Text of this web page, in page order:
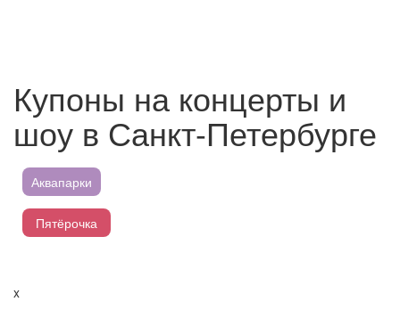
Купоны на концерты и
шоу в Санкт-Петербурге
Аквапарки
Пятёрочка
x